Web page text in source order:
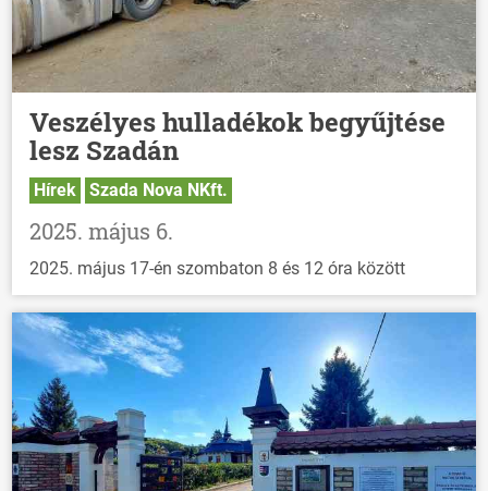
Veszélyes hulladékok begyűjtése
lesz Szadán
Hírek Szada Nova NKft.
2025. május 6.
2025. május 17-én szombaton 8 és 12 óra között